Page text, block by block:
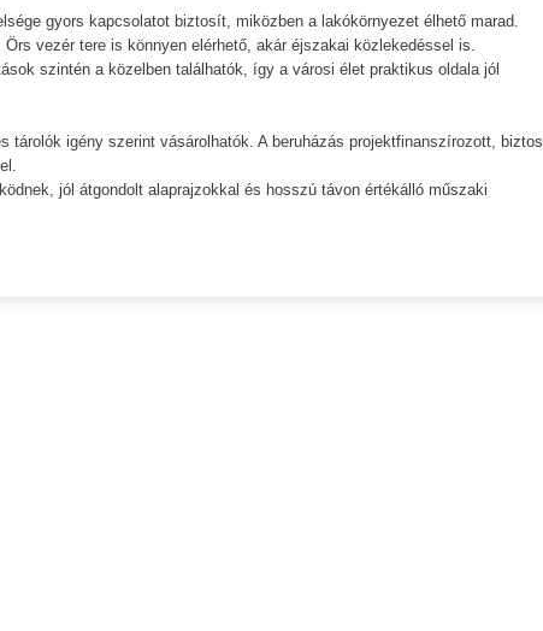
gyors kapcsolatot biztosít, miközben a lakókörnyezet élhető marad.
vezér tere is könnyen elérhető, akár éjszakai közlekedéssel is.
szintén a közelben találhatók, így a városi élet praktikus oldala jól
tárolók igény szerint vásárolhatók. A beruházás projektfinanszírozott, biztos
jól átgondolt alaprajzokkal és hosszú távon értékálló műszaki